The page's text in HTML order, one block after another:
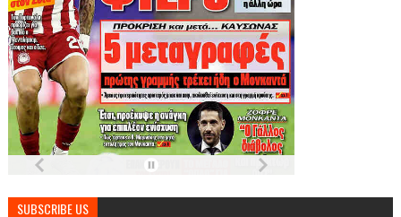
SUBSCRIBE US